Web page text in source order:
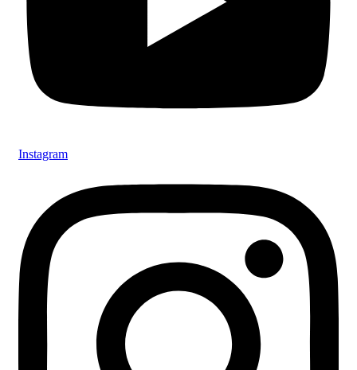
Instagram